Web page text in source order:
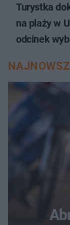
Turystka
na plaży w
odcinek